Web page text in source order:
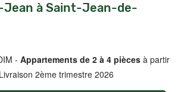
Jean à Saint-Jean-de-
- Appartements de 2 à 4 pièces à partir
Livraison 2ème trimestre 2026